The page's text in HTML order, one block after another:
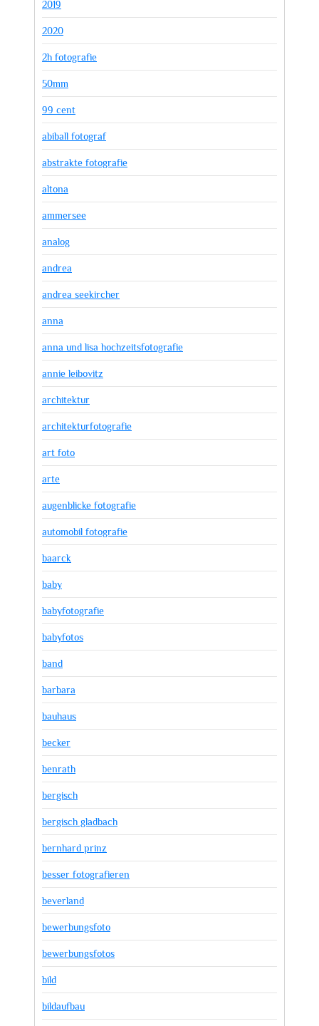
2019
2020
2h fotografie
50mm
99 cent
abiball fotograf
abstrakte fotografie
altona
ammersee
analog
andrea
andrea seekircher
anna
anna und lisa hochzeitsfotografie
annie leibovitz
architektur
architekturfotografie
art foto
arte
augenblicke fotografie
automobil fotografie
baarck
baby
babyfotografie
babyfotos
band
barbara
bauhaus
becker
benrath
bergisch
bergisch gladbach
bernhard prinz
besser fotografieren
beverland
bewerbungsfoto
bewerbungsfotos
bild
bildaufbau